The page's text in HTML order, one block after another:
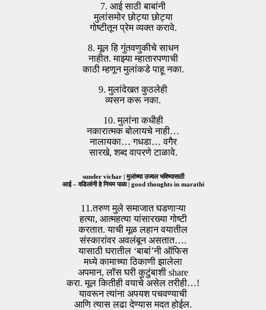
7. आई साठी बाबांनी
मुलांसमोर छोट्या छोट्या
गोष्टीतून प्रेम व्यक्त करावे.
8. मूल हि गुंतवणुकीचे साधन
नाहीत. माझ्या म्हातारपणाची
काठी म्हणून मुलांकडे पाहू नका.
9. मुलांदेखत कुठलेही
व्यसन करू नका.
10. मुलांना कधीही
नकारात्मक बोलायचे नाही…
नालायका… गधडा… वगैर
सारखे, शब्द वापरणे टाळावे.
sunder vichar | मुलांच्या उज्वल भविष्यासाठी
आई – वडिलांनी हे नियम पाळा | good thoughts in marathi
11.तरुण मुले समाजात घडणाऱ्या
हत्या, आत्महत्या यांसारख्या गोष्टी
करतात. याची मूळ लहान वयातील
संस्कारांवर अवलंबून असतात….
यासाठी घरातील ‘बाबां’नी ऑफिस
मध्ये कामाच्या ठिकाणी झालेला
अपमान, लॉस घरी कुटुंबाशी share
करा. मूल कितीही वयाचे असेल तरीही…!
यावरून त्यांना अपयश पचवण्याची
आणि त्यास लढा देण्यास मदत होईल.